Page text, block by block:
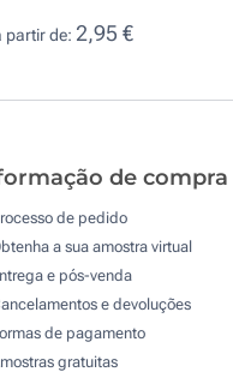
partir de: 2,95 €
de compra
de pedido
a sua amostra virtual
e pós-venda
e devoluções
de pagamento
gratuitas